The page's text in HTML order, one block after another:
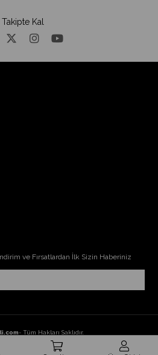
Takipte Kal
ve Fırsatlardan İlk Sizin Haberiniz
- Tüm Hakları Saklıdır.